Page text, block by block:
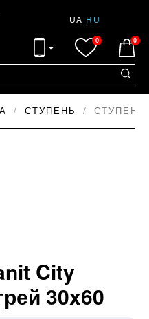
UA|RU
0 0
СТУПЕНЬ СТУПЕНЬ
City
30x60